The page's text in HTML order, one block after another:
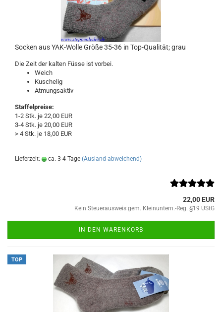
Socken aus YAK-Wolle Größe 35-36 in Top-Qualität; grau
Die Zeit der kalten Füsse ist vorbei.
Weich
Kuschelig
Atmungsaktiv
Staffelpreise:
1-2 Stk. je 22,00 EUR
3-4 Stk. je 20,00 EUR
> 4 Stk. je 18,00 EUR
Lieferzeit: ca. 3-4 Tage (Ausland abweichend)
22,00 EUR
Kein Steuerausweis gem. Kleinuntern.-Reg. §19 UStG
IN DEN WARENKORB
TOP